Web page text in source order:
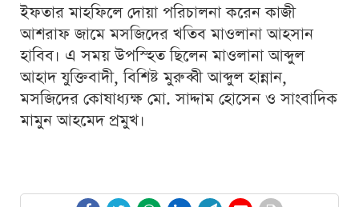
ইফতার মাহফিলে দোয়া পরিচালনা করেন কাজী
আশরাফ জামে মসজিদের খতিব মাওলানা আহসান
হাবিব। এ সময় উপস্হিত ছিলেন মাওলানা আব্দুল
আহাদ যুক্তিবাদী, বিশিষ্ট মুরুব্বী আব্দুল হান্নান,
মসজিদের কোষাধ্যক্ষ মো. সাদ্দাম হোসেন ও সাংবাদিক
মামুন আহমেদ প্রমুখ।